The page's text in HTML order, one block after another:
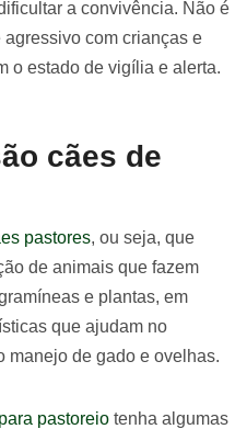
a convivência. Não é
com crianças e
o estado de vigília e alerta.
cães de
pastores, ou seja, que
de animais que fazem
e plantas, em
que ajudam no
manejo de gado e ovelhas.
pastoreio tenha algumas